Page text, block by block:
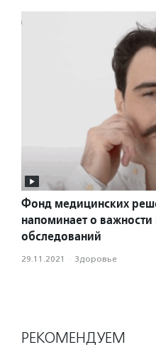
Фонд медицинских
напоминает о
обследований
29.11.2021 · Здоровье
РЕКОМЕНДУЕМ